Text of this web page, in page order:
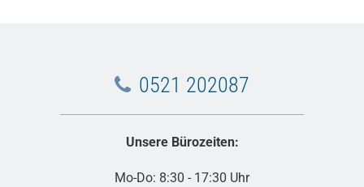
0521 202087
Unsere Bürozeiten:
Mo-Do: 8:30 - 17:30 Uhr